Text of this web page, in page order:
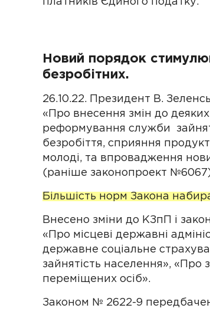
платників Єдиного податку.
Новий порядок
безробітних.
26.10.22. Президент В.
«Про внесення змін до
реформування служби
безробіття, сприяння
молоді, та впровадження
(раніше законопроект
Більшість норм Закона
Внесено зміни до КЗпП і
«Про місцеві державні
державне соціальне
зайнятість населення», «Про
переміщених осіб».
Законом № 2622-9